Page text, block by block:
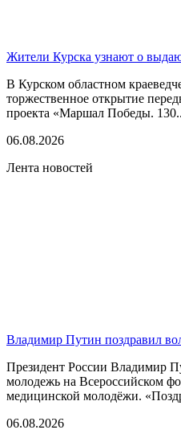
Жители Курска узнают о
В Курском областном
торжественное открытие
проекта «Маршал Победы.
06.08.2026
Лента новостей
Владимир Путин поздравил
Президент России Владимир
молодежь на Всероссийском
медицинской молодёжи.
06.08.2026